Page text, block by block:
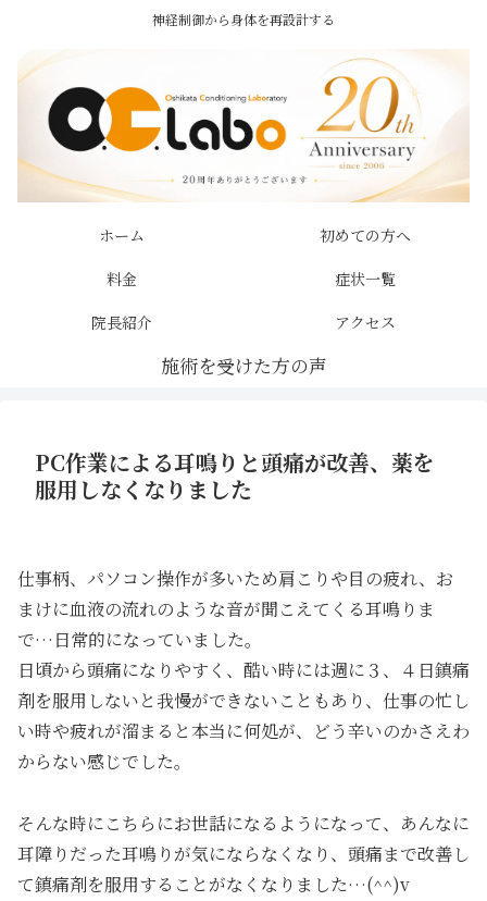
神経制御から身体を再設計する
ホーム
初めての方へ
料金
症状一覧
院長紹介
アクセス
PC作業による耳鳴りと頭痛が改善、薬を
服用しなくなりました
仕事柄、パソコン操作が多いため肩こりや目の疲れ、お
まけに血液の流れのような音が聞こえてくる耳鳴りま
で…日常的になっていました。
日頃から頭痛になりやすく、酷い時には週に３、４日鎮痛
剤を服用しないと我慢ができないこともあり、仕事の忙し
い時や疲れが溜まると本当に何処が、どう辛いのかさえわ
からない感じでした。
そんな時にこちらにお世話になるようになって、あんなに
耳障りだった耳鳴りが気にならなくなり、頭痛まで改善し
て鎮痛剤を服用することがなくなりました…(^^)v